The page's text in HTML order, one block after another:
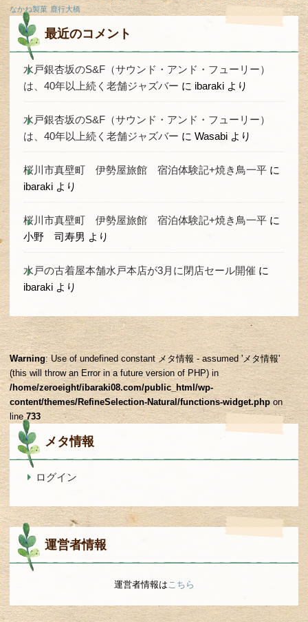
なかね製菓 鹿行大橋
最近のコメント
水戸銀杏坂のS&F（サウンド・アンド・フューリー）
は、40年以上続く老舗ジャズバー に ibaraki より
水戸銀杏坂のS&F（サウンド・アンド・フューリー）
は、40年以上続く老舗ジャズバー に Wasabi より
桜川市真壁町 伊勢屋旅館 宿泊体験記+焼き鳥一平 に
ibaraki より
桜川市真壁町 伊勢屋旅館 宿泊体験記+焼き鳥一平 に
小野 司寿男 より
水戸の古着屋本舗水戸本店が3月に閉店セール開催 に
ibaraki より
Warning: Use of undefined constant メタ情報 - assumed 'メタ情報'
(this will throw an Error in a future version of PHP) in
/home/zeroeight/ibaraki08.com/public_html/wp-
content/themes/RefineSelection-Natural/functions-widget.php on
line733
メタ情報
ログイン
運営者情報
運営者情報は こちら